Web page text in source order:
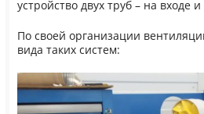
устройство двух труб – на входе
По своей организации
вида таких систем: